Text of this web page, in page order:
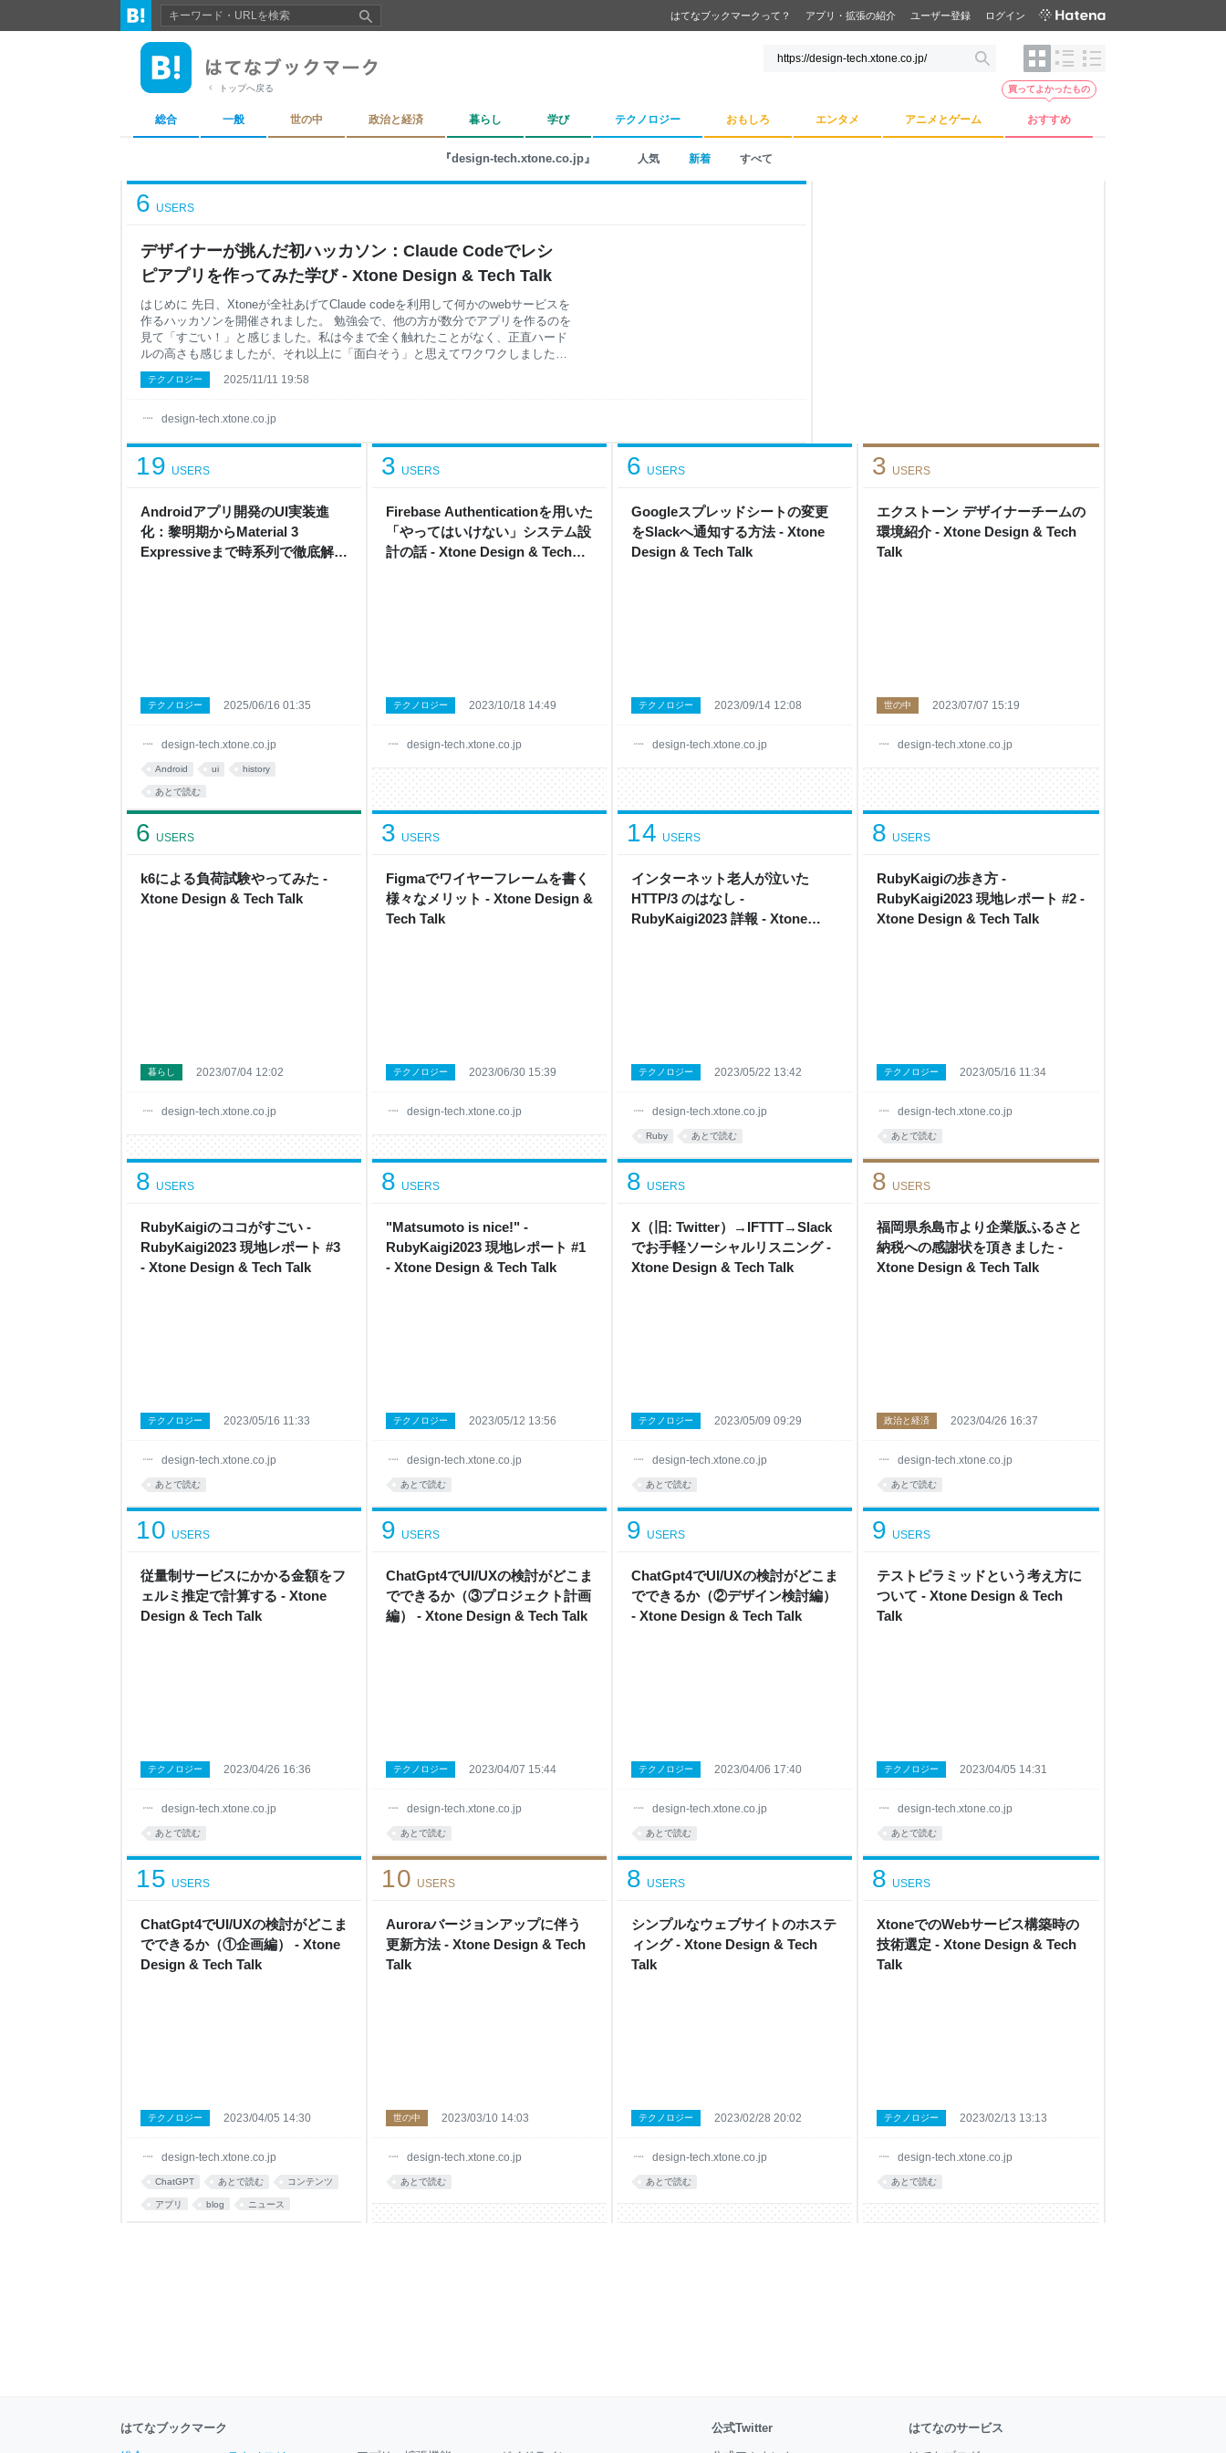
はてなブックマークって？ アプリ・拡張の紹介 ユーザー登録 ログイン
トップへ戻る
総合 一般 世の中 政治と経済 暮らし 学び テクノロジー おもしろ エンタメ アニメとゲーム おすすめ
買ってよかったもの
『design-tech.xtone.co.jp』 人気 新着 すべて
デザイナーが挑んだ初ハッカソン：Claude Codeでレシ
ピアプリを作ってみた学び - Xtone Design & Tech Talk
6 USERS
design-tech.xtone.co.jp
はじめに 先日、Xtoneが全社あげてClaude codeを利用して何かのwebサービスを
作るハッカソンを開催されました。 勉強会で、他の方が数分でアプリを作るのを
見て「すごい！」と感じました。私は今まで全く触れたことがなく、正直ハード
ルの高さも感じましたが、それ以上に「面白そう」と思えてワクワクしました。
UX検討から実装まで、デザイナーとして一連の流れを経験した振り返りや感想を
シェアできればと思います。 制作体制 全員複数のチームに分かれ、各自テーマ
ンジニアに質問可能です。 私のいるチームは「レシピアプリ」がテーマになりま
みると数分で完成し「これはすごい！」
テクノロジー 2025/11/11 19:58
Androidアプリ開発のUI実装進
化：黎明期からMaterial 3
Expressiveまで時系列で徹底解説
19 USERS
design-tech.xtone.co.jp
テクノロジー 2025/06/16 01:35
Android ui history
あとで読む
Firebase Authenticationを用いた
「やってはいけない」システム設
計の話 - Xtone Design & Tech
3 USERS
design-tech.xtone.co.jp
テクノロジー 2023/10/18 14:49
Googleスプレッドシートの変更
をSlackへ通知する方法 - Xtone
Design & Tech Talk
6 USERS
design-tech.xtone.co.jp
テクノロジー 2023/09/14 12:08
エクストーン デザイナーチームの
環境紹介 - Xtone Design & Tech
Talk
3 USERS
design-tech.xtone.co.jp
世の中 2023/07/07 15:19
k6による負荷試験やってみた -
Xtone Design & Tech Talk
6 USERS
design-tech.xtone.co.jp
暮らし 2023/07/04 12:02
Figmaでワイヤーフレームを書く
様々なメリット - Xtone Design &
Tech Talk
3 USERS
design-tech.xtone.co.jp
テクノロジー 2023/06/30 15:39
インターネット老人が泣いた
HTTP/3 のはなし -
RubyKaigi2023 詳報 - Xtone
14 USERS
design-tech.xtone.co.jp
テクノロジー 2023/05/22 13:42
Ruby あとで読む
RubyKaigiの歩き方 -
RubyKaigi2023 現地レポート #2 -
Xtone Design & Tech Talk
8 USERS
design-tech.xtone.co.jp
テクノロジー 2023/05/16 11:34
あとで読む
RubyKaigiのココがすごい -
RubyKaigi2023 現地レポート #3
- Xtone Design & Tech Talk
8 USERS
design-tech.xtone.co.jp
テクノロジー 2023/05/16 11:33
あとで読む
"Matsumoto is nice!" -
RubyKaigi2023 現地レポート #1
- Xtone Design & Tech Talk
8 USERS
design-tech.xtone.co.jp
テクノロジー 2023/05/12 13:56
あとで読む
X（旧: Twitter）→IFTTT→Slack
でお手軽ソーシャルリスニング -
Xtone Design & Tech Talk
8 USERS
design-tech.xtone.co.jp
テクノロジー 2023/05/09 09:29
あとで読む
福岡県糸島市より企業版ふるさと
納税への感謝状を頂きました -
Xtone Design & Tech Talk
8 USERS
design-tech.xtone.co.jp
政治と経済 2023/04/26 16:37
あとで読む
従量制サービスにかかる金額をフ
ェルミ推定で計算する - Xtone
Design & Tech Talk
10 USERS
design-tech.xtone.co.jp
テクノロジー 2023/04/26 16:36
あとで読む
ChatGpt4でUI/UXの検討がどこま
でできるか（③プロジェクト計画
編） - Xtone Design & Tech Talk
9 USERS
design-tech.xtone.co.jp
テクノロジー 2023/04/07 15:44
あとで読む
ChatGpt4でUI/UXの検討がどこま
でできるか（②デザイン検討編）
- Xtone Design & Tech Talk
9 USERS
design-tech.xtone.co.jp
テクノロジー 2023/04/06 17:40
あとで読む
テストピラミッドという考え方に
ついて - Xtone Design & Tech
Talk
9 USERS
design-tech.xtone.co.jp
テクノロジー 2023/04/05 14:31
あとで読む
ChatGpt4でUI/UXの検討がどこま
でできるか（①企画編） - Xtone
Design & Tech Talk
15 USERS
design-tech.xtone.co.jp
テクノロジー 2023/04/05 14:30
ChatGPT あとで読む コンテンツ
アプリ blog ニュース
Auroraバージョンアップに伴う
更新方法 - Xtone Design & Tech
Talk
10 USERS
design-tech.xtone.co.jp
世の中 2023/03/10 14:03
あとで読む
シンプルなウェブサイトのホステ
ィング - Xtone Design & Tech
Talk
8 USERS
design-tech.xtone.co.jp
テクノロジー 2023/02/28 20:02
あとで読む
XtoneでのWebサービス構築時の
技術選定 - Xtone Design & Tech
Talk
8 USERS
design-tech.xtone.co.jp
テクノロジー 2023/02/13 13:13
あとで読む
はてなブックマーク 公式Twitter はてなのサービス